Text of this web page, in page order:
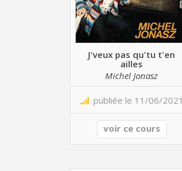
J'veux pas qu'tu t'en
ailles
Michel Jonasz
publiée le 11/06/2021
voir ce cours